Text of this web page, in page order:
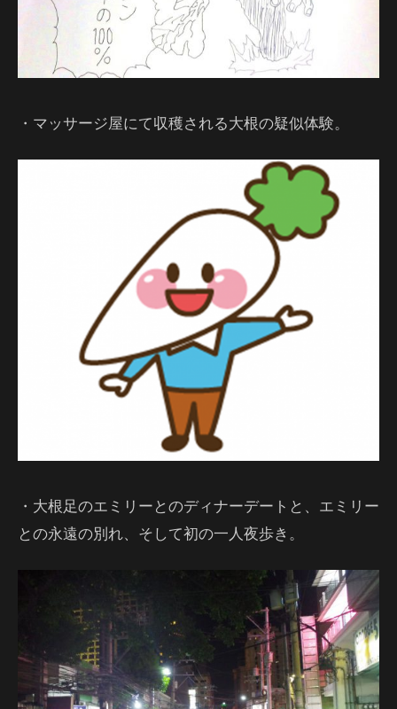
・マッサージ屋にて収穫される大根の疑似体験。
・大根足のエミリーとのディナーデートと、エミリー
との永遠の別れ、そして初の一人夜歩き。